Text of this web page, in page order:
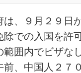
、９月２９日
除での入国を許
範囲内でビザな
前、中国人２７